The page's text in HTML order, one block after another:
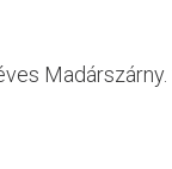
Madárszárny.